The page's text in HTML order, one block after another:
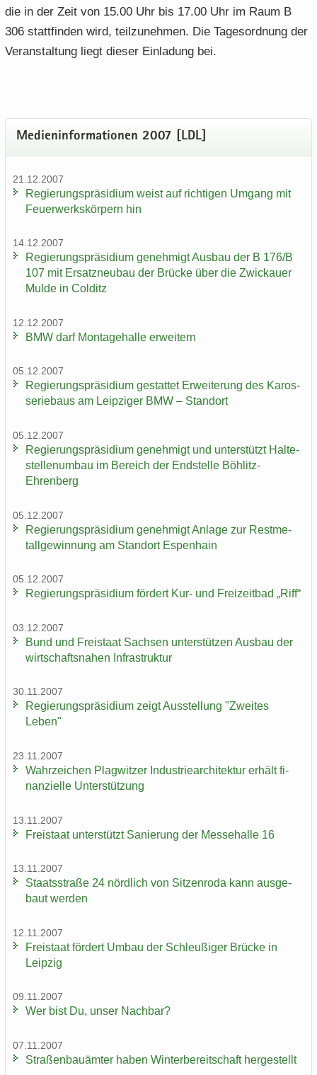
die in der Zeit von 15.00 Uhr bis 17.00 Uhr im Raum B
306 statt­fin­den wird, teil­zu­neh­men. Die Ta­ges­ord­nung der
Ver­an­stal­tung liegt die­ser Ein­la­dung bei.
Me­di­en­in­for­ma­tio­nen 2007 [LDL]
21.12.2007
Re­gie­rungs­prä­si­di­um weist auf rich­ti­gen Um­gang mit
Feu­er­werks­kör­pern hin
14.12.2007
Re­gie­rungs­prä­si­di­um ge­neh­migt Aus­bau der B 176/B
107 mit Er­satz­neu­bau der Brü­cke über die Zwi­ckau­er
Mulde in Col­ditz
12.12.2007
BMW darf Mon­ta­ge­hal­le er­wei­tern
05.12.2007
Re­gie­rungs­prä­si­di­um ge­stat­tet Er­wei­te­rung des Ka­ros­
se­rie­baus am Leip­zi­ger BMW – Stand­ort
05.12.2007
Re­gie­rungs­prä­si­di­um ge­neh­migt und un­ter­stützt Hal­te­
stel­len­um­bau im Be­reich der End­stel­le Böhlitz-​
Ehrenberg
05.12.2007
Re­gie­rungs­prä­si­di­um ge­neh­migt An­la­ge zur Rest­me­
tall­ge­win­nung am Stand­ort Es­pen­hain
05.12.2007
Re­gie­rungs­prä­si­di­um för­dert Kur- und Frei­zeit­bad „Riff“
03.12.2007
Bund und Frei­staat Sach­sen un­ter­stüt­zen Aus­bau der
wirt­schafts­na­hen In­fra­struk­tur
30.11.2007
Re­gie­rungs­prä­si­di­um zeigt Aus­stel­lung "Zwei­tes
Leben"
23.11.2007
Wahr­zei­chen Plag­wit­zer In­dus­trie­ar­chi­tek­tur er­hält fi­
nan­zi­el­le Un­ter­stüt­zung
13.11.2007
Frei­staat un­ter­stützt Sa­nie­rung der Mes­se­hal­le 16
13.11.2007
Staats­stra­ße 24 nörd­lich von Sit­zen­ro­da kann aus­ge­
baut wer­den
12.11.2007
Frei­staat för­dert Umbau der Schleu­ßi­ger Brü­cke in
Leip­zig
09.11.2007
Wer bist Du, unser Nach­bar?
07.11.2007
Stra­ßen­bau­äm­ter haben Win­ter­be­reit­schaft her­ge­stellt